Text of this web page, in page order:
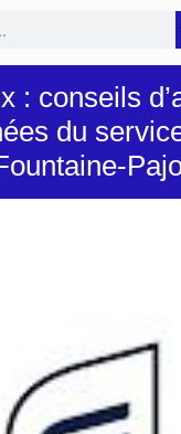
: conseils
du